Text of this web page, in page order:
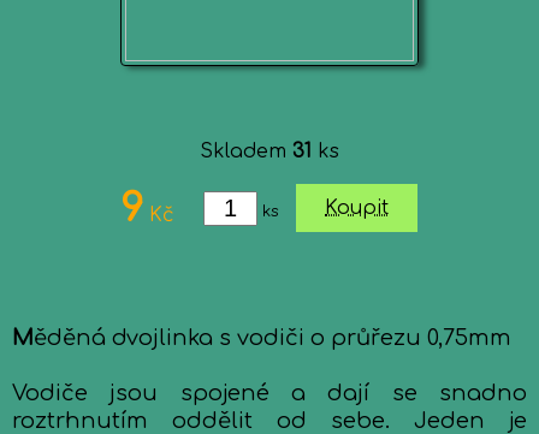
Skladem 31 ks
9 Kč ks Koupit
Měděná dvojlinka s vodiči o průřezu 0,75mm
Vodiče jsou spojené a dají se snadno
roztrhnutím oddělit od sebe. Jeden je